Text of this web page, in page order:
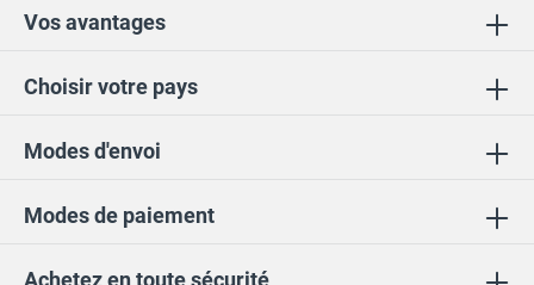
Vos avantages
Choisir votre pays
Achetez en toute sécurité
Modes de paiement
Modes d'envoi